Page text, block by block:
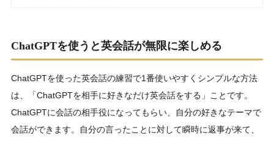
ChatGPTを使うと英会話が無限に楽しめる
ChatGPTを使った英会話の練習で1番使いやすくシンプルな方法
は、「ChatGPTを相手に好きなだけ英会話をする」ことです。
ChatGPTに会話の相手役になってもらい、自分の好きなテーマで
会話ができます。自分の言ったことに対して瞬時に返事が来て、